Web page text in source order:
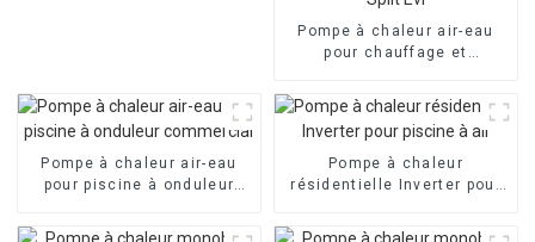
Pompe à chaleur air-eau
pour chauffage et
maison avec inverseur Split
Evi
Pompe à chaleur air-eau
pour piscine à onduleur
Pompe à chaleur
résidentielle Inverter pour